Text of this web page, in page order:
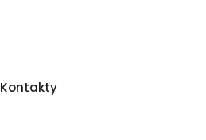
Kontakty